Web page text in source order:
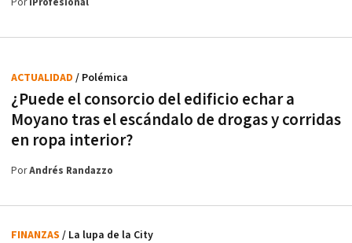
PoriProfesional
¿Puede el consorcio del edificio echar a
Moyano tras el escándalo de drogas y corridas
en ropa interior?
ACTUALIDAD / Polémica
PorAndrés Randazzo
FINANZAS / La lupa de la City